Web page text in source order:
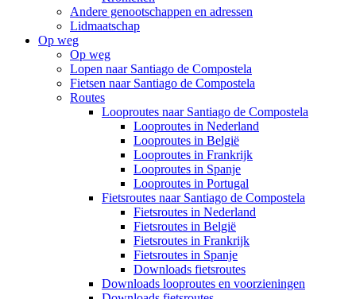
Andere genootschappen en adressen
Lidmaatschap
Op weg
Op weg
Lopen naar Santiago de Compostela
Fietsen naar Santiago de Compostela
Routes
Looproutes naar Santiago de Compostela
Looproutes in Nederland
Looproutes in België
Looproutes in Frankrijk
Looproutes in Spanje
Looproutes in Portugal
Fietsroutes naar Santiago de Compostela
Fietsroutes in Nederland
Fietsroutes in België
Fietsroutes in Frankrijk
Fietsroutes in Spanje
Downloads fietsroutes
Downloads looproutes en voorzieningen